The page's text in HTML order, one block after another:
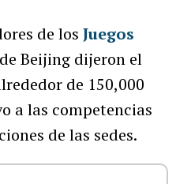
de los Juegos
Beijing dijeron el
de 150,000
a las competencias
de las sedes.